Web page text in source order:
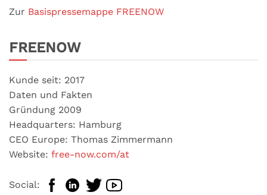
Zur Basispressemappe FREENOW
FREENOW
Kunde seit: 2017
Daten und Fakten
Gründung 2009
Headquarters: Hamburg
CEO Europe: Thomas Zimmermann
Website: free-now.com/at
Social: